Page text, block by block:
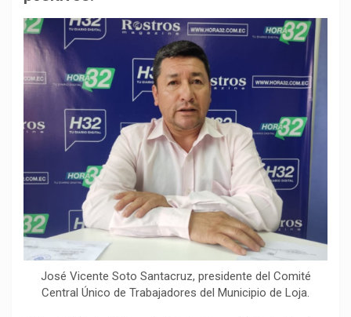
r
José Vicente Soto Santacruz, presidente del Comité
Central Único de Trabajadores del Municipio de Loja.